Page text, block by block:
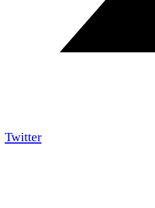
Twitter